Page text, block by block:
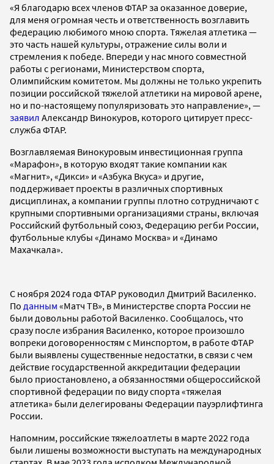
«Я благодарю всех членов ФТАР за оказанное доверие,
для меня огромная честь и ответственность возглавить
федерацию любимого мною спорта. Тяжелая атлетика —
это часть нашей культуры, отражение силы воли и
стремления к победе. Впереди у нас много совместной
работы с регионами, Министерством спорта,
Олимпийским комитетом. Мы должны не только укрепить
позиции российской тяжелой атлетики на мировой арене,
но и по-настоящему популяризовать это направление», —
заявил Александр Винокуров, которого цитирует пресс-
служба ФТАР.
Возглавляемая Винокуровым инвестиционная группа
«Марафон», в которую входят такие компании как
«Магнит», «Дикси» и «Азбука Вкуса» и другие,
поддерживает проекты в различных спортивных
дисциплинах, а компании группы плотно сотрудничают с
крупными спортивными организациями страны, включая
Российский футбольный союз, Федерацию регби России,
футбольные клубы «Динамо Москва» и «Динамо
Махачкала».
С ноября 2024 года ФТАР руководил Дмитрий Василенко.
По данным «Матч ТВ», в Министерстве спорта России не
были довольны работой Василенко. Сообщалось, что
сразу после избрания Василенко, которое произошло
вопреки договоренностям с Минспортом, в работе ФТАР
были выявлены существенные недостатки, в связи с чем
действие государственной аккредитации федерации
было приостановлено, а обязанностями общероссийской
спортивной федерации по виду спорта «тяжелая
атлетика» были делегированы Федерации пауэрлифтинга
России.
Напомним, российские тяжелоатлеты в марте 2022 года
были лишены возможности выступать на международных